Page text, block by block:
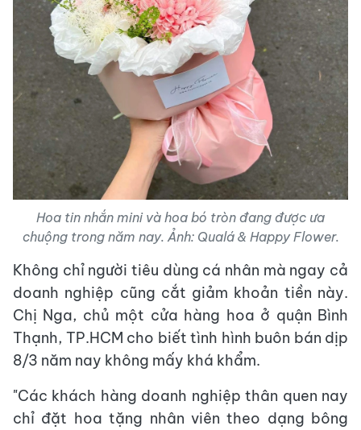
Hoa tin nhắn mini và hoa bó tròn đang được ưa
chuộng trong năm nay. Ảnh: Qualá & Happy Flower.
Không chỉ người tiêu dùng cá nhân mà ngay cả
doanh nghiệp cũng cắt giảm khoản tiền này.
Chị Nga, chủ một cửa hàng hoa ở quận Bình
Thạnh, TP.HCM cho biết tình hình buôn bán dịp
8/3 năm nay không mấy khá khẩm.
"Các khách hàng doanh nghiệp thân quen nay
chỉ đặt hoa tặng nhân viên theo dạng bông